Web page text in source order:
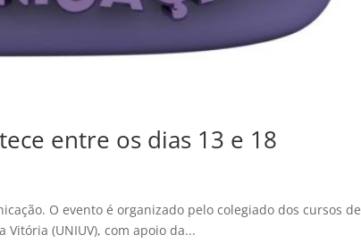
entre os dias 13 e 18
O evento é organizado pelo colegiado dos cursos de
(UNIUV), com apoio da...